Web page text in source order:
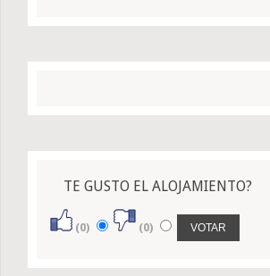
TE GUSTO EL ALOJAMIENTO?
(0) (0)